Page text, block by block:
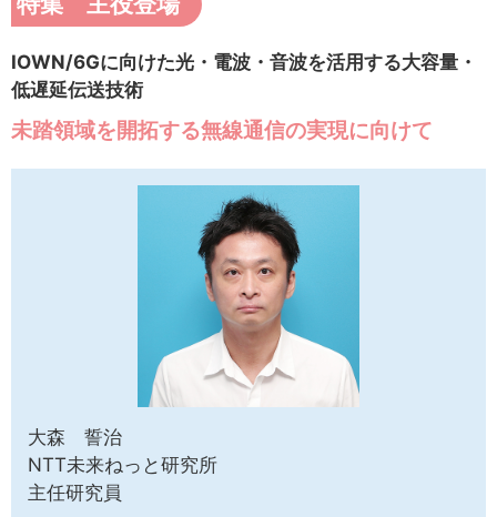
イベントカレンダー
サイトマップ
IOWN/6Gに向けた光・電波・音波を活用する大容量・
低遅延伝送技術
未踏領域を開拓する無線通信の実現に向けて
大森 誓治
NTT未来ねっと研究所
主任研究員